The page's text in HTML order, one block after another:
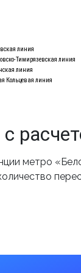
линия
Тимирязевская линия
линия
Кольцевая линия
метро